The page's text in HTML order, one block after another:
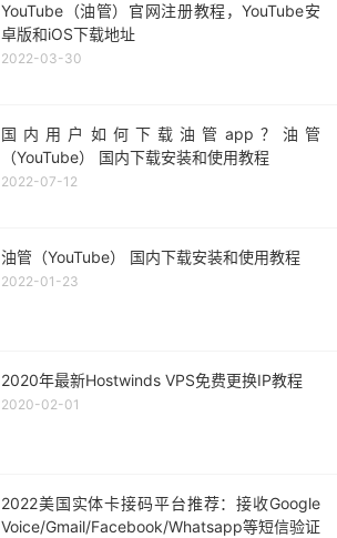
YouTube（油管）官网注册教程，YouTube安
卓版和iOS下载地址
2022-03-30
国内用户如何下载油管app？油管
（YouTube） 国内下载安装和使用教程
2022-07-12
油管（YouTube） 国内下载安装和使用教程
2022-01-23
2020年最新Hostwinds VPS免费更换IP教程
2020-02-01
2022美国实体卡接码平台推荐：接收Google
Voice/Gmail/Facebook/Whatsapp等短信验证